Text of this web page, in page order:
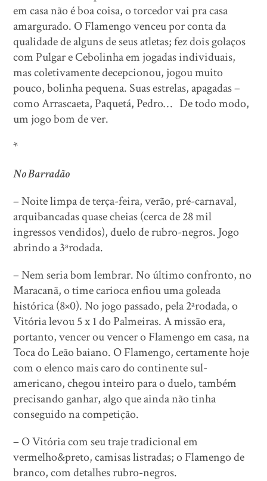
em casa não é boa coisa, o torcedor vai pra casa
amargurado. O Flamengo venceu por conta da
qualidade de alguns de seus atletas; fez dois golaços
com Pulgar e Cebolinha em jogadas individuais,
mas coletivamente decepcionou, jogou muito
pouco, bolinha pequena. Suas estrelas, apagadas –
como Arrascaeta, Paquetá, Pedro… De todo modo,
um jogo bom de ver.
*
No Barradão
– Noite limpa de terça-feira, verão, pré-carnaval,
arquibancadas quase cheias (cerca de 28 mil
ingressos vendidos), duelo de rubro-negros. Jogo
abrindo a 3ªrodada.
– Nem seria bom lembrar. No último confronto, no
Maracanã, o time carioca enfiou uma goleada
histórica (8×0). No jogo passado, pela 2ªrodada, o
Vitória levou 5 x 1 do Palmeiras. A missão era,
portanto, vencer ou vencer o Flamengo em casa, na
Toca do Leão baiano. O Flamengo, certamente hoje
com o elenco mais caro do continente sul-
americano, chegou inteiro para o duelo, também
precisando ganhar, algo que ainda não tinha
conseguido na competição.
– O Vitória com seu traje tradicional em
vermelho&preto, camisas listradas; o Flamengo de
branco, com detalhes rubro-negros.